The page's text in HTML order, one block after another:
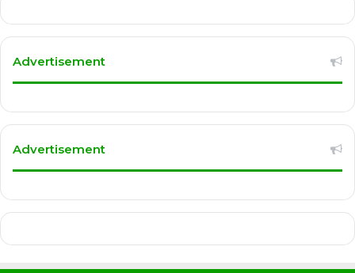
Advertisement
Advertisement